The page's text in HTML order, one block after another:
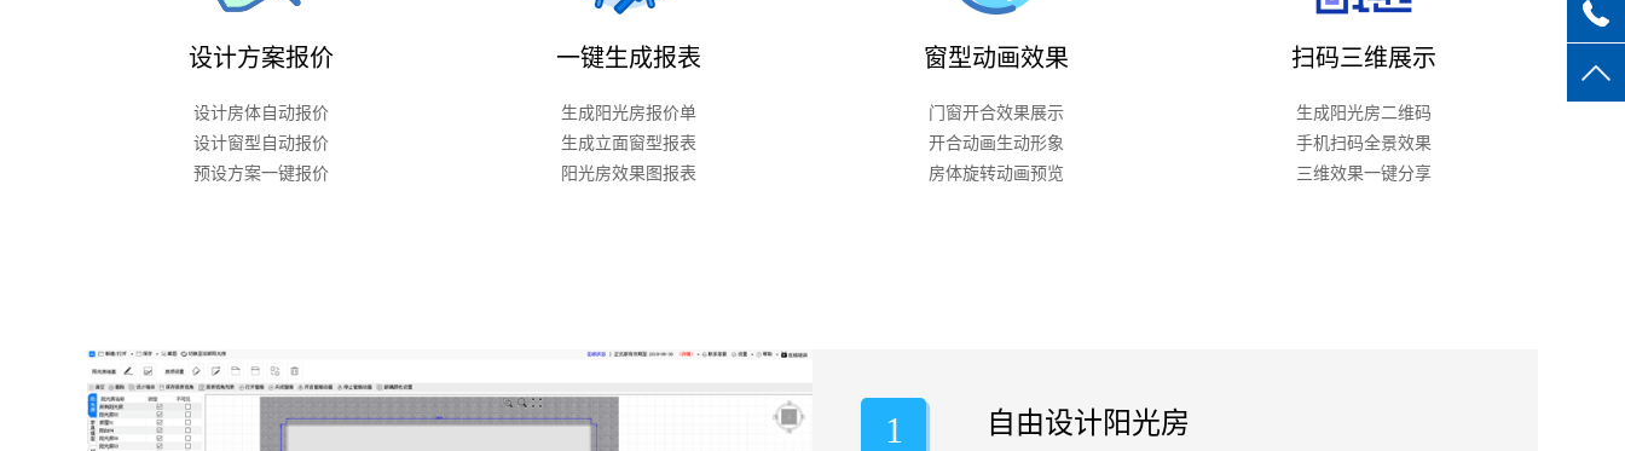
设计方案报价
设计房体自动报价
设计窗型自动报价
预设方案一键报价
一键生成报表
生成阳光房报价单
生成立面窗型报表
阳光房效果图报表
窗型动画效果
门窗开合效果展示
开合动画生动形象
房体旋转动画预览
扫码三维展示
生成阳光房二维码
手机扫码全景效果
三维效果一键分享
1 自由设计阳光房